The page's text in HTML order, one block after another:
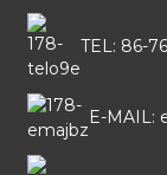
TEL: 86-
E-MAIL: